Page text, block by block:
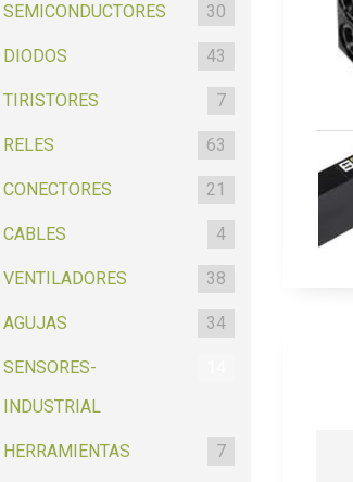
SEMICONDUCTORES 30
DIODOS 43
TIRISTORES 7
RELES 63
CONECTORES 21
CABLES 4
VENTILADORES 38
AGUJAS 34
SENSORES-
INDUSTRIAL
HERRAMIENTAS 7